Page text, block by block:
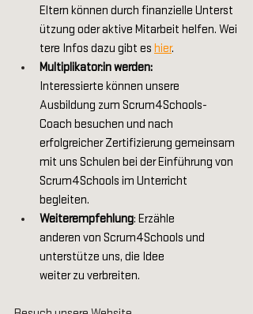
Eltern können durch finanzielle Unterst
ützung oder aktive Mitarbeit helfen. Wei
tere Infos dazu gibt es hier.
Multiplikator:in werden:
Interessierte können unsere
Ausbildung zum Scrum4Schools-
Coach besuchen und nach
erfolgreicher Zertifizierung gemeinsam
mit uns Schulen bei der Einführung von
Scrum4Schools im Unterricht
begleiten.
Weiterempfehlung: Erzähle
anderen von Scrum4Schools und
unterstütze uns, die Idee
weiter zu verbreiten.